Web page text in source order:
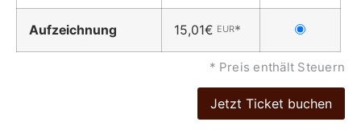
Aufzeichnung 15,01€ EUR* Dieses
Ticket
wählen
* Preis enthält Steuern